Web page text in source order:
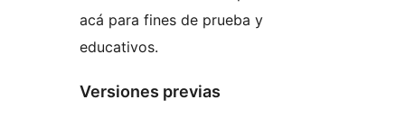
acá para fines de prueba y
educativos.
Versiones previas